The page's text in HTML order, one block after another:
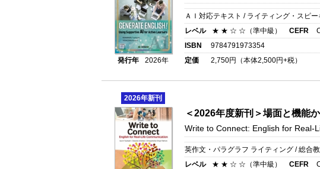
発行年 2026年
ＡＩ対応テキスト / ライティング・スピ
レベル
★ ★ ☆ ☆（準中級） CEFR
ISBN
9784791973354
定価
2,750円（本体2,500円+税）
2026年新刊
＜2026年度新刊＞場面と機能
Write to Connect: English for Real-
英作文・パラグラフ ライティング / 総合
レベル
★ ★ ☆ ☆（準中級） CEFR